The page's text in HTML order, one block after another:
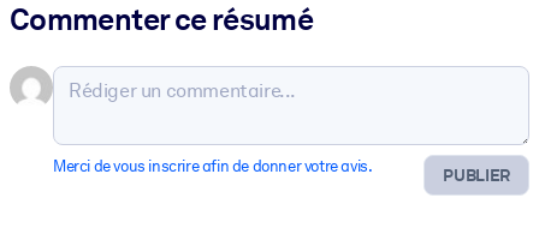
Commenter ce résumé
PUBLIER
Merci de vous inscrire afin de donner votre avis.